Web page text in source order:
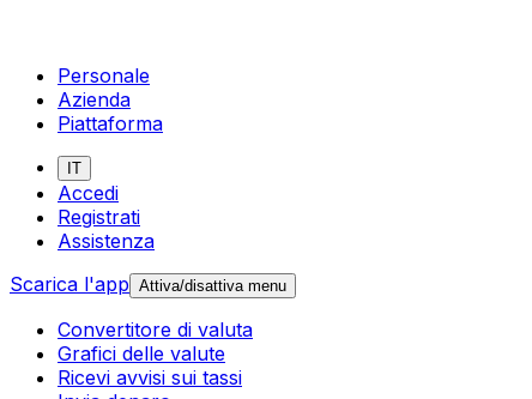
Personale
Azienda
Piattaforma
IT
Accedi
Registrati
Assistenza
Scarica l'app Attiva/disattiva menu
Convertitore di valuta
Grafici delle valute
Ricevi avvisi sui tassi